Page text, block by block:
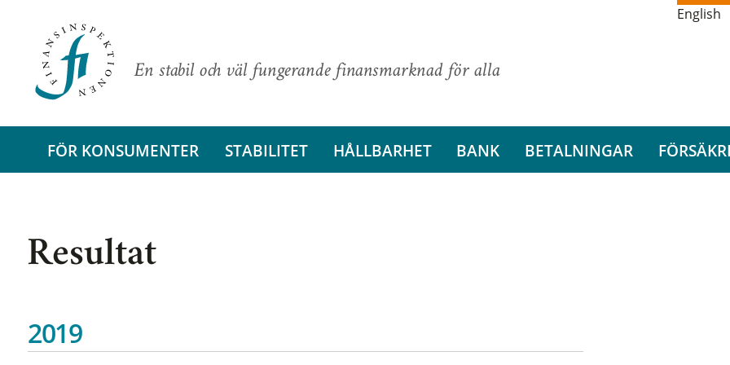
En stabil och väl fungerande finansmarknad för alla
English
FÖR KONSUMENTER STABILITET HÅLLBARHET BANK BETALNINGAR
Resultat
2019